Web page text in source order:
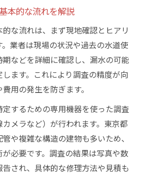
本的な流れを解説
な流れは、まず現地確認とヒアリ
業者は現場の状況や過去の水道使
などを詳細に確認し、漏水の可能
ます。これにより調査の精度が向
用の発生を防ぎます。
するための専用機器を使った調査
カメラなど）が行われます。東京都
や複雑な構造の建物も多いため、
必要です。調査の結果は写真や数
され、具体的な修理方法や見積も